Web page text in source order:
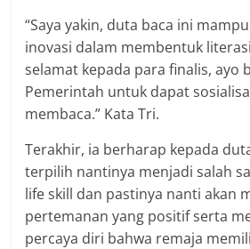
“Saya yakin, duta baca ini
inovasi dalam membentuk
selamat kepada para finalis, ayo
Pemerintah untuk dapat
membaca.” Kata Tri.
Terakhir, ia berharap kepada
terpilih nantinya menjadi salah
life skill dan pastinya nanti akan
pertemanan yang positif serta
percaya diri bahwa remaja